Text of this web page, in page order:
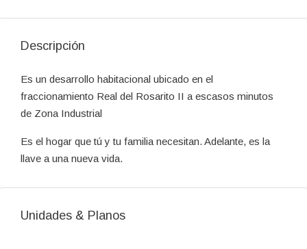
Descripción
Es un desarrollo habitacional ubicado en el
fraccionamiento Real del Rosarito II a escasos minutos
de Zona Industrial
Es el hogar que tú y tu familia necesitan. Adelante, es la
llave a una nueva vida.
Unidades & Planos